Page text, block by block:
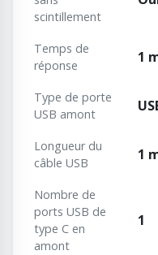
scintillement
Temps de
réponse
1
Type de porte
USB amont
Longueur du
câble USB
1
Nombre de
ports USB de
type C en
amont
1